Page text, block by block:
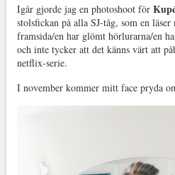
Igår gjorde jag en photoshoot för
stolsfickan på alla SJ-tåg, som en
framsida/en har glömt hörlurarna/en
och inte tycker att det känns värt att
netflix-serie.
I november kommer mitt face pryda